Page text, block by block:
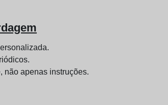
não apenas instruções.